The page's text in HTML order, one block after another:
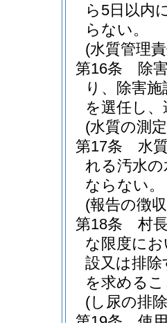
ら5日以内
らない。
(水質管理
第16条
除
り、除害
を選任し
(水質の測
第17条
水
れる汚水
ならない。
(報告の徴
第18条
村
な限度に
設又は排
を求める
(し尿の排